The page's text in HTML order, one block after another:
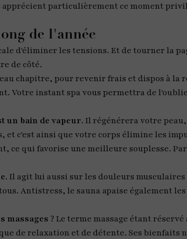
particulièrement ce moment
de l'année
d'éliminer les tensions. Et de tourner la
de côté.
chapitre, pour revenir frais et dispos à la
Votre instant spa vous permettra de
un bain de vapeur. Il régénérera votre
et c'est ainsi que votre corps élimine les
ce qui favorise une meilleure souplesse.
. Il agit lui aussi sur les douleurs
Antistress, le sauna apaise également
massages ? Le terme massage étant
de relaxation et de détente. Ses bienfaits